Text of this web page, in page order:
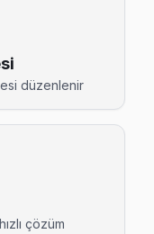
ortalama 90
sorunları için kapıya
→
düzenlenir
çözüm